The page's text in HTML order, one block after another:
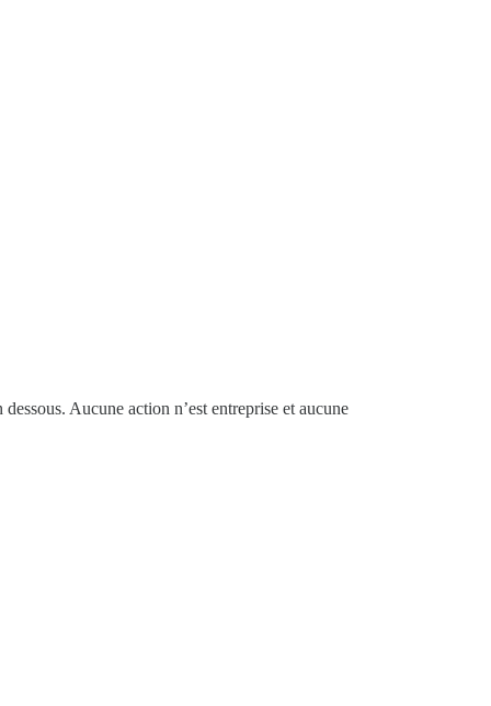
Aucune action n’est entreprise et aucune